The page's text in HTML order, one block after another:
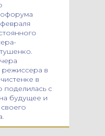
режиссера в
в
поделилась с
будущее и